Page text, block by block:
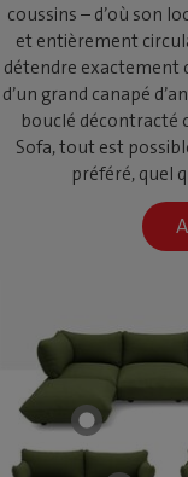
coussins – d’où son
et entièrement
détendre exactement
d’un grand canapé
bouclé décontracté
Sofa, tout est
préféré, quel